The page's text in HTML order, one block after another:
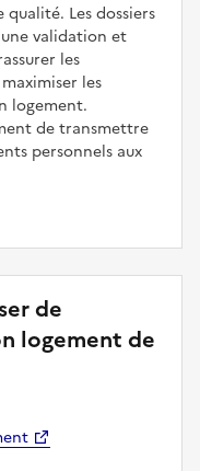
Les dossiers
validation et
les
les
logement.
de transmettre
personnels aux
de
logement de